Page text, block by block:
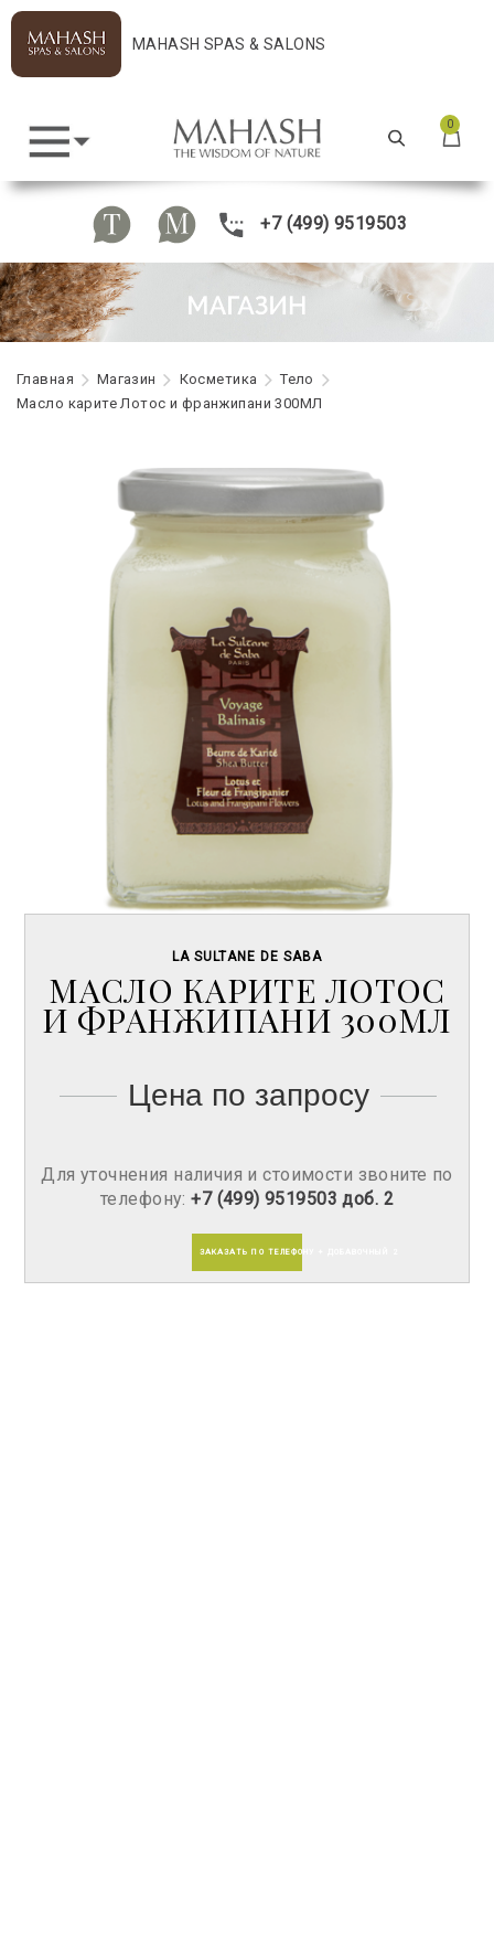
MAHASH SPAS & SALONS
0
+7 (499) 9519503
Главная Maгазин Косметика
Тело
Масло карите Лотос и франжипани 300МЛ
LA SULTANE DE SABA
МАСЛО КАРИТЕ ЛОТОС
И ФРАНЖИПАНИ 300МЛ
Цена по запросу
Для уточнения наличия и стоимости звоните по
телефону:+7 (499) 9519503 доб. 2
ЗАКАЗАТЬ ПО ТЕЛЕФОНУ + ДОБАВОЧНЫЙ 2